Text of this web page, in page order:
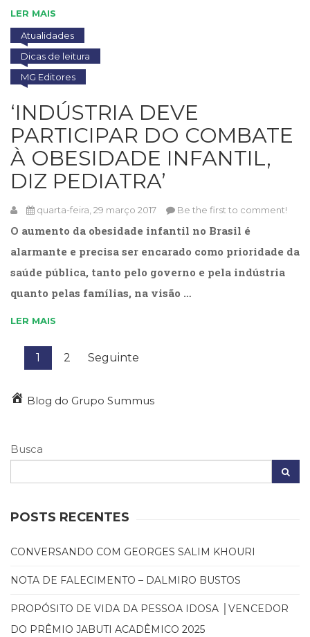
LER MAIS
Atualidades
Dicas de leitura
MG Editores
‘INDÚSTRIA DEVE
PARTICIPAR DO COMBATE
À OBESIDADE INFANTIL,
DIZ PEDIATRA’
quarta-feira, 29 março 2017 Be the first to comment!
O aumento da obesidade infantil no Brasil é
alarmante e precisa ser encarado como prioridade da
saúde pública, tanto pelo governo e pela indústria
quanto pelas famílias, na visão …
LER MAIS
1 2 Seguinte
Blog do Grupo Summus
Busca
POSTS RECENTES
CONVERSANDO COM GEORGES SALIM KHOURI
NOTA DE FALECIMENTO – DALMIRO BUSTOS
PROPÓSITO DE VIDA DA PESSOA IDOSA │VENCEDOR
DO PRÊMIO JABUTI ACADÊMICO 2025